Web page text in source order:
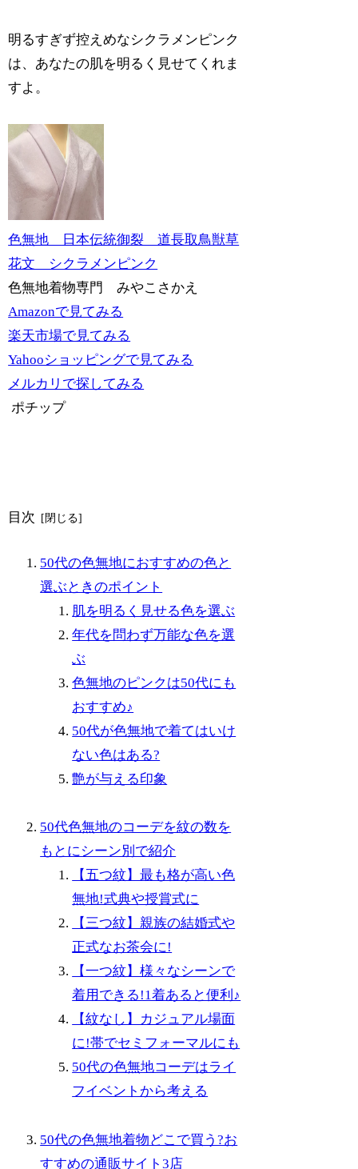
明るすぎず控えめなシクラメンピンク
は、あなたの肌を明るく見せてくれま
すよ。
色無地 日本伝統御裂 道長取鳥獣草
花文 シクラメンピンク
色無地着物専門 みやこさかえ
Amazonで見てみる
楽天市場で見てみる
Yahooショッピングで見てみる
メルカリで探してみる
ポチップ
目次
50代の色無地におすすめの色と
選ぶときのポイント
肌を明るく見せる色を選ぶ
年代を問わず万能な色を選
ぶ
色無地のピンクは50代にも
おすすめ♪
50代が色無地で着てはいけ
ない色はある?
艶が与える印象
50代色無地のコーデを紋の数を
もとにシーン別で紹介
【五つ紋】最も格が高い色
無地!式典や授賞式に
【三つ紋】親族の結婚式や
正式なお茶会に!
【一つ紋】様々なシーンで
着用できる!1着あると便利♪
【紋なし】カジュアル場面
に!帯でセミフォーマルにも
50代の色無地コーデはライ
フイベントから考える
50代の色無地着物どこで買う?お
すすめの通販サイト3店